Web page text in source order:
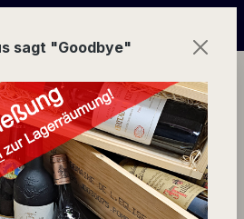
& Co.
sagt "Goodbye"